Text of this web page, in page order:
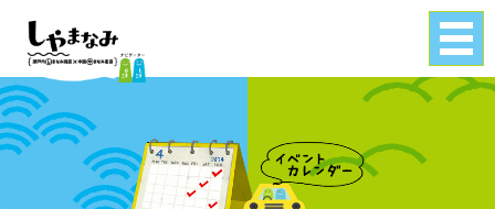
Tog
gle
navi
gati